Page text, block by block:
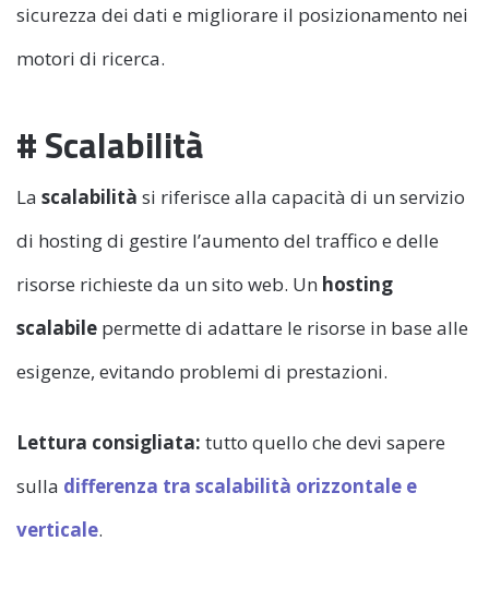
sicurezza dei dati e migliorare il posizionamento nei
motori di ricerca.
# Scalabilità
La scalabilità si riferisce alla capacità di un servizio
di hosting di gestire l’aumento del traffico e delle
risorse richieste da un sito web. Un hosting
scalabile permette di adattare le risorse in base alle
esigenze, evitando problemi di prestazioni.
Lettura consigliata: tutto quello che devi sapere
sulla differenza tra scalabilità orizzontale e
verticale.